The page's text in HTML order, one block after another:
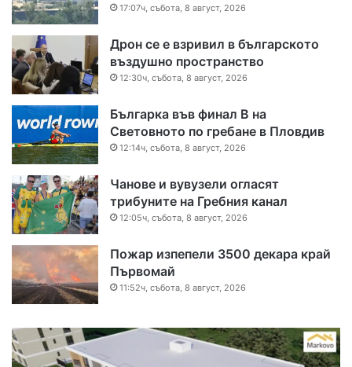
17:07ч, събота, 8 август, 2026
Дрон се е взривил в българското
въздушно пространство
12:30ч, събота, 8 август, 2026
Българка във финал B на
Световното по гребане в Пловдив
12:14ч, събота, 8 август, 2026
Чанове и вувузели огласят
трибуните на Гребния канал
12:05ч, събота, 8 август, 2026
Пожар изпепели 3500 декара край
Първомай
11:52ч, събота, 8 август, 2026